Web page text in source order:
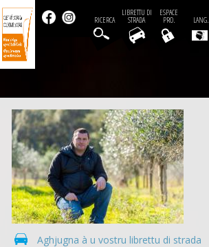
LANG.
ESPACE
PRO.
LIBRETTU DI
STRADA
RICERCA
Aghjugna à u vostru librettu di strada